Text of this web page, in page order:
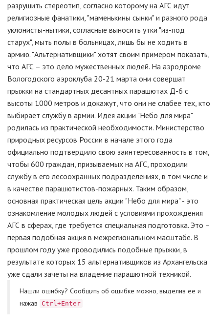
разрушить стереотип, согласно которому на АГС идут
религиозные фанатики, "маменькины сынки" и разного рода
уклонисты-нытики, согласные выносить утки "из-под
старух", мыть полы в больницах, лишь бы не ходить в
армию. "Альтернативщики" хотят своим примером показать,
что АГС – это дело мужественных людей. На аэродроме
Вологодского аэроклуба 20-21 марта они совершат
прыжки на стандартных десантных парашютах Д-6 с
высоты 1000 метров и докажут, что они не слабее тех, кто
выбирает службу в армии. Идея акции "Небо для мира"
родилась из практической необходимости. Министерство
природных ресурсов России в начале этого года
официально подтвердило свою заинтересованность в том,
чтобы 600 граждан, призываемых на АГС, проходили
службу в его лесоохранных подразделениях, в том числе и
в качестве парашютистов-пожарных. Таким образом,
основная практическая цель акции "Небо для мира" - это
ознакомление молодых людей с условиями прохождения
АГС в сферах, где требуется специальная подготовка. Это –
первая подобная акция в межрегиональном масштабе. В
прошлом году уже проводились подобные прыжки, в
результате которых 15 альтернативщиков из Архангельска
уже сдали зачеты на владение парашютной техникой.
Нашли ошибку? Cообщить об ошибке можно, выделив ее и
нажав
Ctrl+Enter